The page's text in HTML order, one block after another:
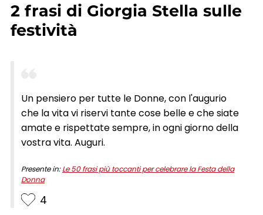
2 frasi di Giorgia Stella sulle
festività
Un pensiero per tutte le Donne, con l'augurio
che la vita vi riservi tante cose belle e che siate
amate e rispettate sempre, in ogni giorno della
vostra vita. Auguri.
Presente in:Le 50 frasi più toccanti per celebrare la Festa della
Donna
4